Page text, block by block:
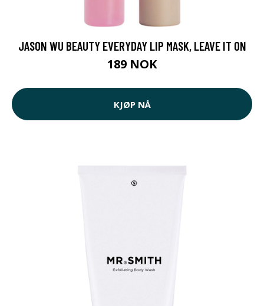
JASON WU BEAUTY EVERYDAY LIP MASK, LEAVE IT ON
189 NOK
KJØP NÅ